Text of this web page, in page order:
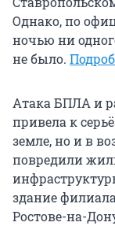
Однако, по
ночью ни
не было.
Атака БПЛА и
привела к
земле, но и в
повредили
здание
Ростове-на-